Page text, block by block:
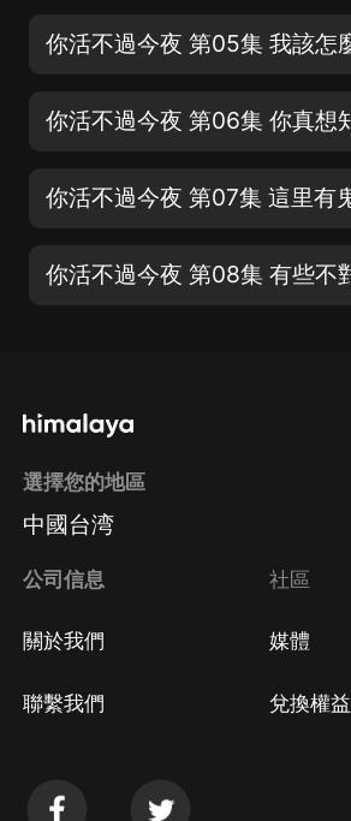
選擇您的地區
中國台湾
公司信息
關於我們
聯繫我們
社區
媒體
兌換權益